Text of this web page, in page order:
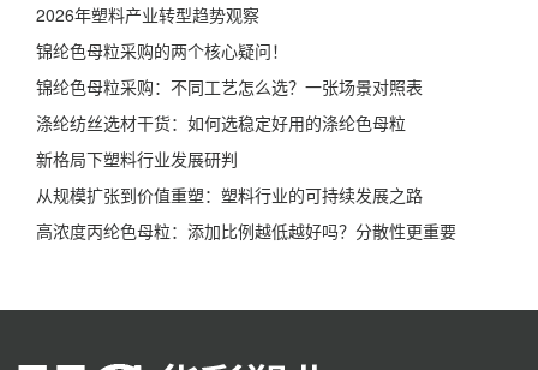
2026年塑料产业转型趋势观察
锦纶色母粒采购的两个核心疑问！
锦纶色母粒采购：不同工艺怎么选？一张场景对照表
涤纶纺丝选材干货：如何选稳定好用的涤纶色母粒
新格局下塑料行业发展研判
从规模扩张到价值重塑：塑料行业的可持续发展之路
高浓度丙纶色母粒：添加比例越低越好吗？分散性更重要